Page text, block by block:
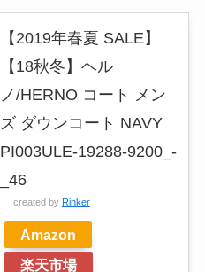
【2019年春夏 SALE】
【18秋冬】ヘル
ノ/HERNO コート メン
ズ ダウンコート NAVY
PI003ULE-19288-9200_-
_46
created by Rinker
Amazon
楽天市場